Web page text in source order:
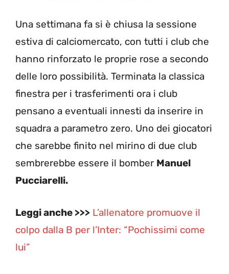
Una settimana fa si è chiusa la sessione
estiva di calciomercato, con tutti i club che
hanno rinforzato le proprie rose a secondo
delle loro possibilità. Terminata la classica
finestra per i trasferimenti ora i club
pensano a eventuali innesti da inserire in
squadra a parametro zero. Uno dei giocatori
che sarebbe finito nel mirino di due club
sembrerebbe essere il bomber Manuel
Pucciarelli.
Leggi anche >>> L’allenatore promuove il
colpo dalla B per l’Inter: “Pochissimi come
lui”